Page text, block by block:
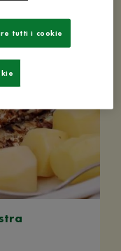
tutti i cookie